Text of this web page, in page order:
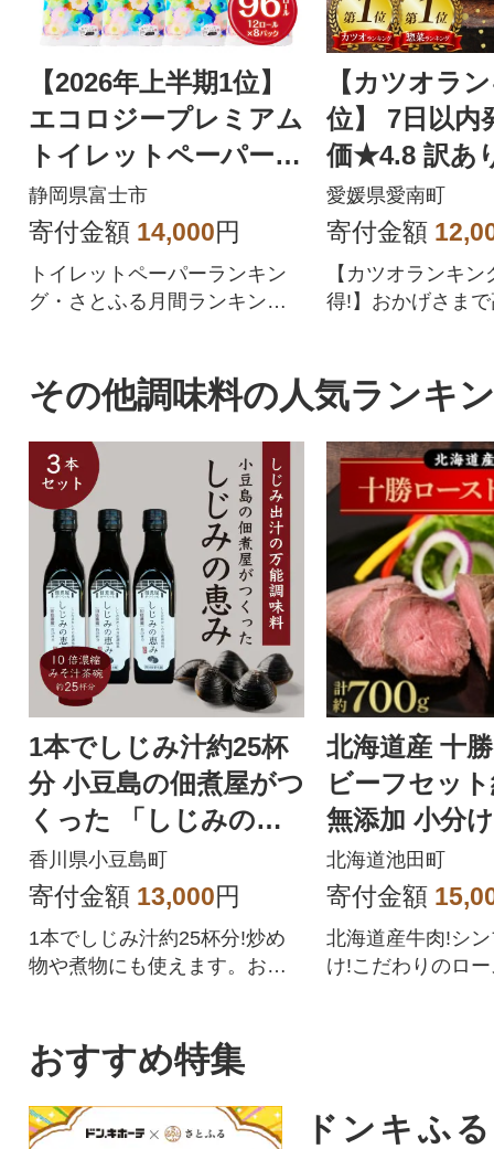
【2026年上半期1位】
エコロジープレミアム
トイレットペーパー
ダブル 96ロール 日用
品 人気
静岡県富士市
寄付金額 14,000円
トイレットペーパーランキン
グ・さとふる月間ランキング1
を追求した上質なトイレット
ペーパーです。
【カツオラ
位】 7日以内
価★4.8 訳あ
のたたき
愛媛県愛南町
寄付金額
【カツオランキ
得!】おかげさま
んや柑橘だけじゃ
でとれたかつおは
も負けない鮮度で
の旨味を存分に楽
形や大きさは不揃
味は訳なし!人気
たきをどうぞご賞
い。鰹のタタキ
冷凍 小分け カツ
り 骨なし たたき
その他調味料の人気ランキ
1本でしじみ汁約25杯
分 小豆島の佃煮屋がつ
くった 「しじみの恵
み」3本
香川県小豆島町
寄付金額 13,000円
1本でしじみ汁約25杯分!炒め
物や煮物にも使えます。お手
北海道産 十
ビーフセッ
無添加 小分
011-11-1】
北海道池田町
寄付金額
北海道産牛肉!シ
け!こだわりのロ
おすすめ特集
ドンキふ